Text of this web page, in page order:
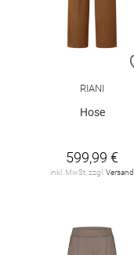
RIANI
Hose
599,99 €
inkl. MwSt. zzgl. Versand